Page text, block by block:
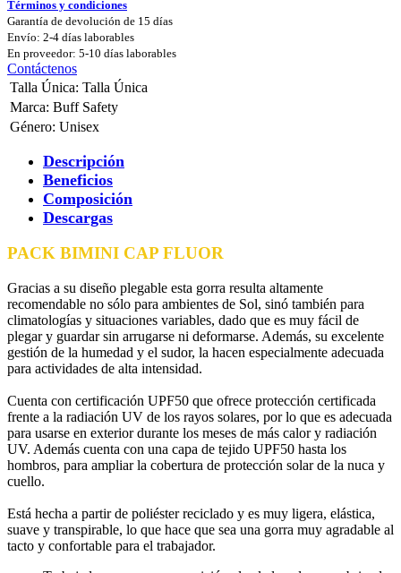
Términos y condiciones
Garantía de devolución de 15 días
Envío: 2-4 días laborables
En proveedor: 5-10 días laborables
Contáctenos
Talla Única: Talla Única
Marca: Buff Safety
Género: Unisex
Descripción
Beneficios
Composición
Descargas
PACK BIMINI CAP FLUOR
Gracias a su diseño plegable esta gorra resulta altamente
recomendable no sólo para ambientes de Sol, sinó también para
climatologías y situaciones variables, dado que es muy fácil de
plegar y guardar sin arrugarse ni deformarse. Además, su excelente
gestión de la humedad y el sudor, la hacen especialmente adecuada
para actividades de alta intensidad.
Cuenta con certificación UPF50 que ofrece protección certificada
frente a la radiación UV de los rayos solares, por lo que es adecuada
para usarse en exterior durante los meses de más calor y radiación
UV. Además cuenta con una capa de tejido UPF50 hasta los
hombros, para ampliar la cobertura de protección solar de la nuca y
cuello.
Está hecha a partir de poliéster reciclado y es muy ligera, elástica,
suave y transpirable, lo que hace que sea una gorra muy agradable al
tacto y confortable para el trabajador.